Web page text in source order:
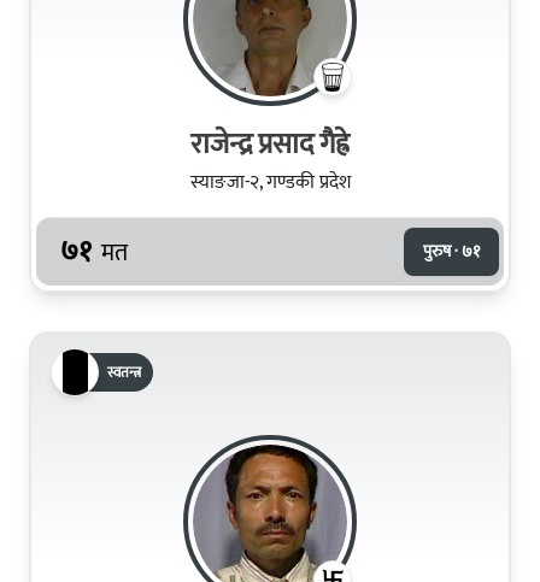
राजेन्द्र प्रसाद गैह्रे
स्याङजा-२, गण्डकी प्रदेश
७१ मत पुरुष · ७१
स्वतन्त्र